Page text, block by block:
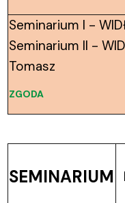
Seminarium I -
Seminarium II -
Tomasz
ZGODA
SEMINARIUM